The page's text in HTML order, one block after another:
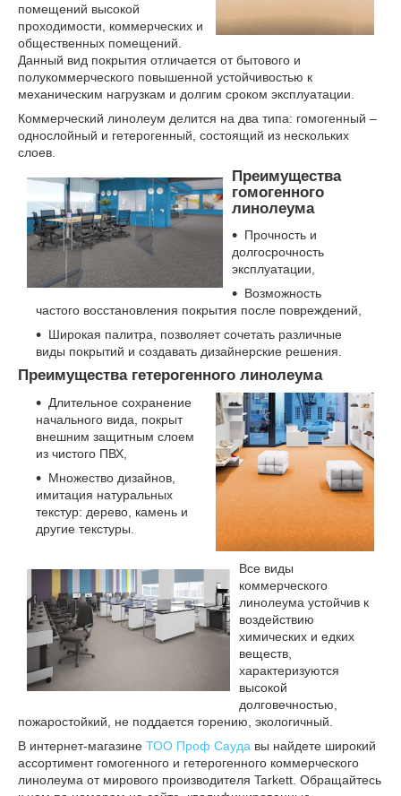
помещений высокой
проходимости, коммерческих и
общественных помещений.
Данный вид покрытия отличается от бытового и
полукоммерческого повышенной устойчивостью к
механическим нагрузкам и долгим сроком эксплуатации.
Коммерческий линолеум делится на два типа: гомогенный –
однослойный и гетерогенный, состоящий из нескольких
слоев.
Преимущества
гомогенного
линолеума
Прочность и
долгосрочность
эксплуатации,
Возможность
частого восстановления покрытия после повреждений,
Широкая палитра, позволяет сочетать различные
виды покрытий и создавать дизайнерские решения.
Преимущества гетерогенного линолеума
Длительное сохранение
начального вида, покрыт
внешним защитным слоем
из чистого ПВХ,
Множество дизайнов,
имитация натуральных
текстур: дерево, камень и
другие текстуры.
Все виды
коммерческого
линолеума устойчив к
воздействию
химических и едких
веществ,
характеризуются
высокой
долговечностью,
пожаростойкий, не поддается горению, экологичный.
В интернет-магазине ТОО Проф Сауда вы найдете широкий
ассортимент гомогенного и гетерогенного коммерческого
линолеума от мирового производителя Tarkett. Обращайтесь